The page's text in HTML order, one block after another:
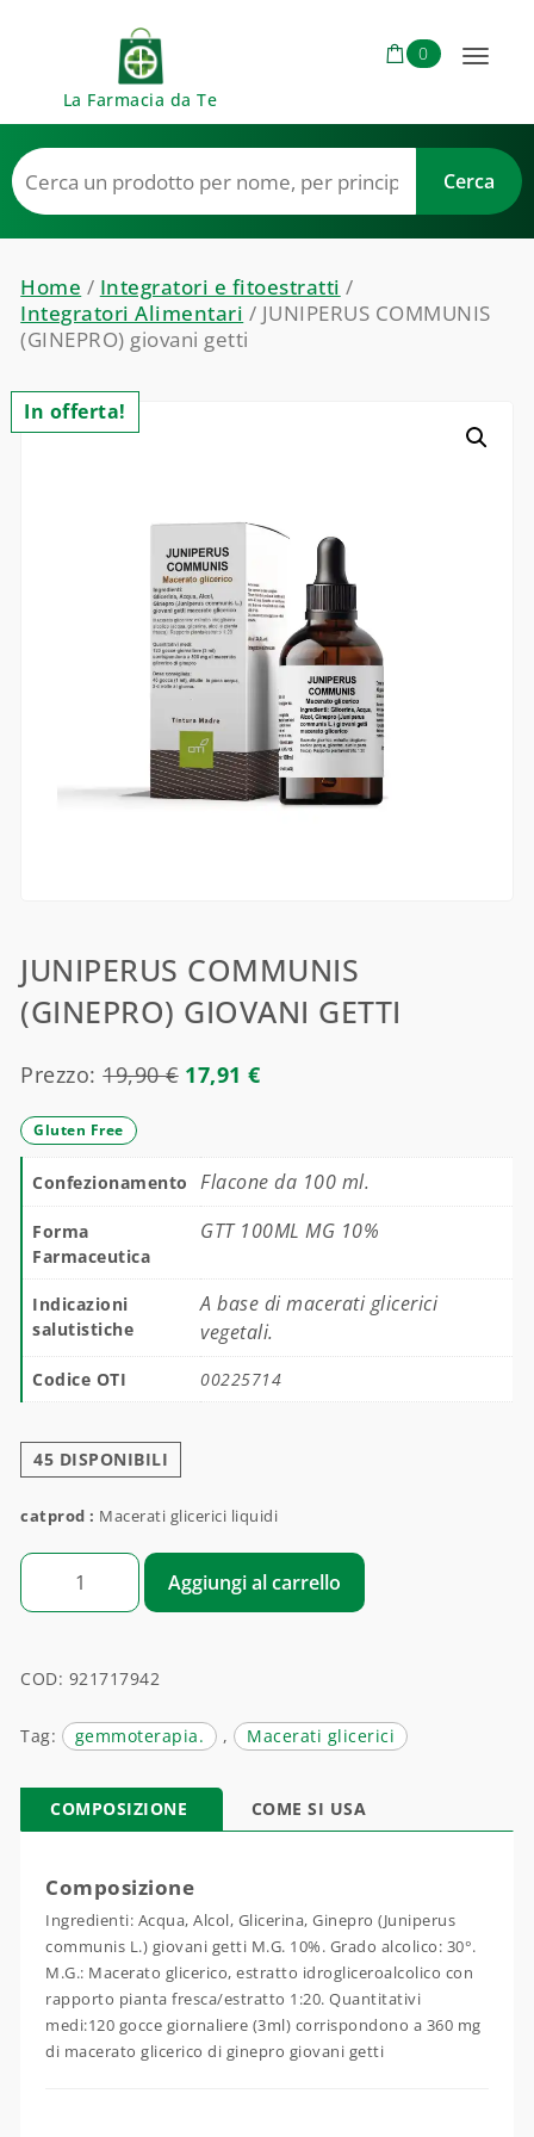
La Farmacia da Te
0
Toggle
Home / Integratori e fitoestratti /
Integratori Alimentari / JUNIPERUS COMMUNIS
(GINEPRO) giovani getti
In offerta!
JUNIPERUS COMMUNIS
(GINEPRO) GIOVANI GETTI
Prezzo:19,90€ 17,91€
Gluten Free
Confezionamento Flacone da 100 ml.
Forma
Farmaceutica
GTT 100ML MG 10%
Indicazioni
salutistiche
A base di macerati glicerici
vegetali.
Codice OTI 00225714
45 DISPONIBILI
catprod : Macerati glicerici liquidi
JUNIPERUS COMMUNIS (GINEPRO) giovani getti quantità
Aggiungi al carrello
COD: 921717942
Tag: gemmoterapia. , Macerati glicerici
COMPOSIZIONE COME SI USA
Composizione
Ingredienti: Acqua, Alcol, Glicerina, Ginepro (Juniperus
communis L.) giovani getti M.G. 10%. Grado alcolico: 30°.
M.G.: Macerato glicerico, estratto idrogliceroalcolico con
rapporto pianta fresca/estratto 1:20. Quantitativi
medi:120 gocce giornaliere (3ml) corrispondono a 360 mg
di macerato glicerico di ginepro giovani getti